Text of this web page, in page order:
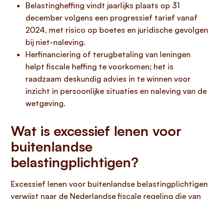
Belastingheffing vindt jaarlijks plaats op 31
december volgens een progressief tarief vanaf
2024, met risico op boetes en juridische gevolgen
bij niet-naleving.
Herfinanciering of terugbetaling van leningen
helpt fiscale heffing te voorkomen; het is
raadzaam deskundig advies in te winnen voor
inzicht in persoonlijke situaties en naleving van de
wetgeving.
Wat is excessief lenen voor
buitenlandse
belastingplichtigen?
Excessief lenen voor buitenlandse belastingplichtigen
verwijst naar de Nederlandse fiscale regeling die van